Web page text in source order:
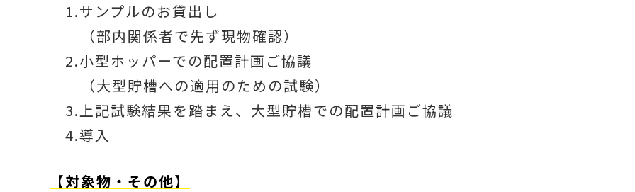
1.サンプルのお貸出し
（部内関係者で先ず現物確認）
2.小型ホッパーでの配置計画ご協議
（大型貯槽への適用のための試験）
3.上記試験結果を踏まえ、大型貯槽での配置計画ご協議
4.導入
【対象物・その他】